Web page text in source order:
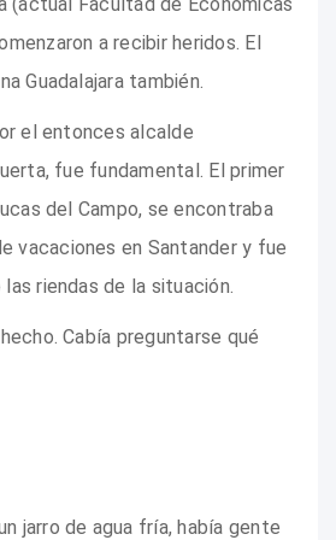
a recibir heridos. El
Guadalajara también.
el entonces alcalde
fue fundamental. El primer
del Campo, se encontraba
vacaciones en Santander y fue
riendas de la situación.
Cabía preguntarse qué
jarro de agua fría, había gente